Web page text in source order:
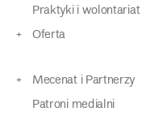
Praktyki i wolontariat
Oferta
Mecenat i Partnerzy
Patroni medialni